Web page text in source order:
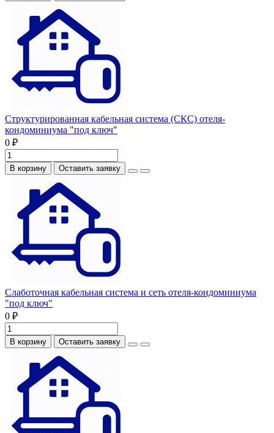
Структурированная кабельная система (СКС) отеля-
кондоминиума "под ключ"
0 ₽
В корзину Оставить заявку
Слаботочная кабельная система и сеть отеля-кондоминиума
"под ключ"
0 ₽
В корзину Оставить заявку